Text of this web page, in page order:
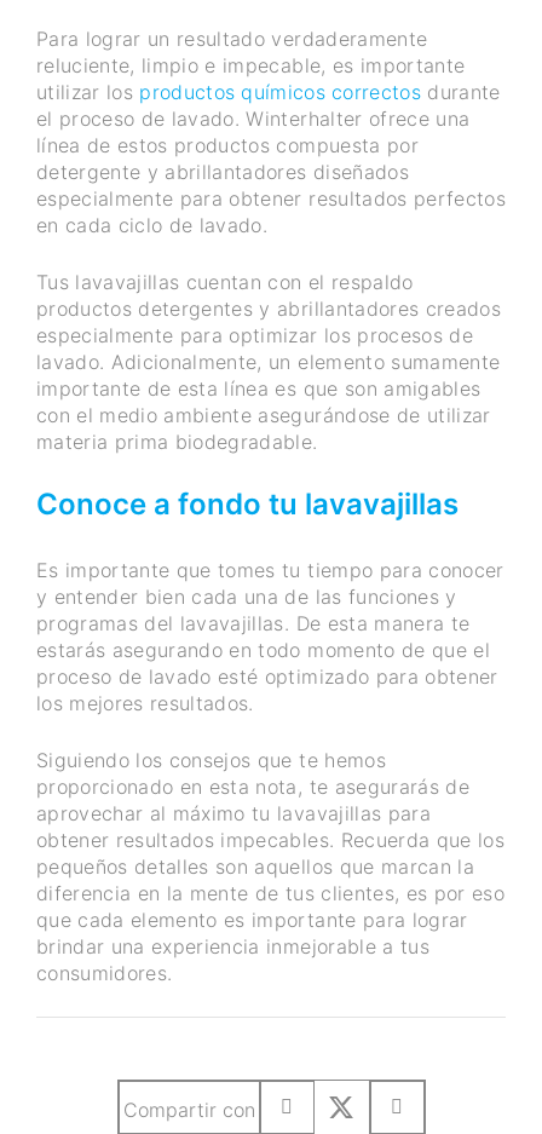
Para lograr un resultado verdaderamente
reluciente, limpio e impecable, es importante
utilizar los productos químicos correctosdurante
el proceso de lavado. Winterhalter ofrece una
línea de estos productos compuesta por
detergente y abrillantadores diseñados
especialmente para obtener resultados perfectos
en cada ciclo de lavado.
Tus lavavajillas cuentan con el respaldo
productos detergentes y abrillantadores creados
especialmente para optimizar los procesos de
lavado. Adicionalmente, un elemento sumamente
importante de esta línea es que son amigables
con el medio ambiente asegurándose de utilizar
materia prima biodegradable.
Conoce a fondo tu lavavajillas
Es importante que tomes tu tiempo para conocer
y entender bien cada una de las funciones y
programas del lavavajillas. De esta manera te
estarás asegurando en todo momento de que el
proceso de lavado esté optimizado para obtener
los mejores resultados.
Siguiendo los consejos que te hemos
proporcionado en esta nota, te asegurarás de
aprovechar al máximo tu lavavajillas para
obtener resultados impecables. Recuerda que los
pequeños detalles son aquellos que marcan la
diferencia en la mente de tus clientes, es por eso
que cada elemento es importante para lograr
brindar una experiencia inmejorable a tus
consumidores.
Compartir con